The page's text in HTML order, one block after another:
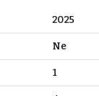
2025
Ne
1